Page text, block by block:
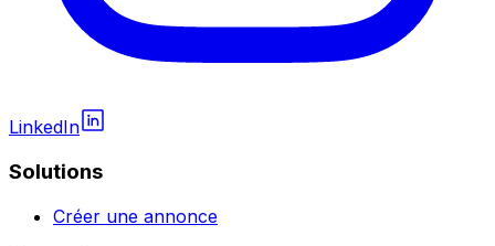
LinkedIn
Solutions
Créer une annonce